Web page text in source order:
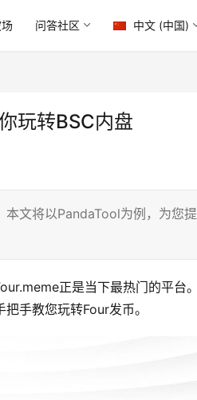
问答社区 中文 (中国)
玩转BSC内盘
文将以PandaTool为例，为您
正是当下最热门的平台
手教您玩转Four发币。